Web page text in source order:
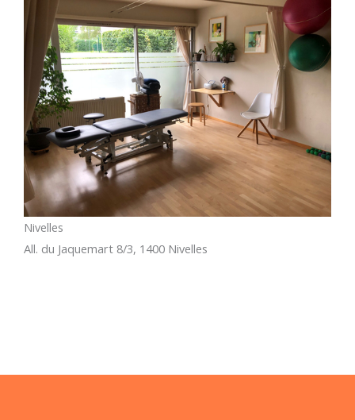
Nivelles
All. du Jaquemart 8/3, 1400 Nivelles